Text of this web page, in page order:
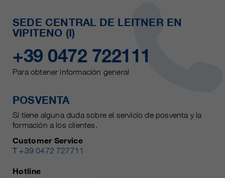
SEDE CENTRAL DE LEITNER EN
VIPITENO (I)
+39 0472 722111
Para obtener información general
POSVENTA
Si tiene alguna duda sobre el servicio de posventa y la
formación a los clientes.
Customer Service
T +39 0472 727711
Hotline